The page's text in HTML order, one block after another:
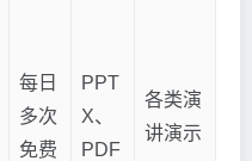
每日
多次
免费
PPT
X、
PDF
各类演
讲演示